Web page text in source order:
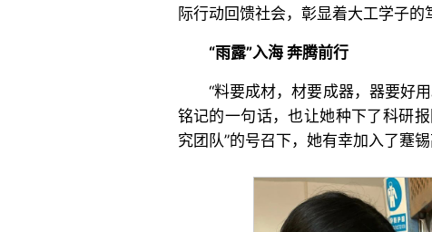
际行动回馈社会，彰显着大工学子的
“雨露”入海 奔腾前行
“料要成材，材要成器，器要好
铭记的一句话，也让她种下了科研
究团队”的号召下，她有幸加入了蹇